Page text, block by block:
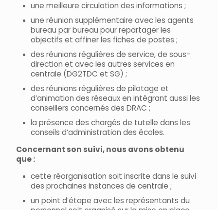
une meilleure circulation des informations ;
une réunion supplémentaire avec les agents
bureau par bureau pour repartager les
objectifs et affiner les fiches de postes ;
des réunions régulières de service, de sous-
direction et avec les autres services en
centrale (DG2TDC et SG) ;
des réunions régulières de pilotage et
d’animation des réseaux en intégrant aussi les
conseillers concernés des DRAC ;
la présence des chargés de tutelle dans les
conseils d’administration des écoles.
Concernant son suivi, nous avons obtenu
que :
cette réorganisation soit inscrite dans le suivi
des prochaines instances de centrale ;
un point d’étape avec les représentants du